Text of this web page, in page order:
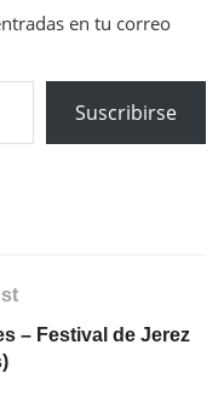
en tu correo
Suscribirse
– Festival de Jerez